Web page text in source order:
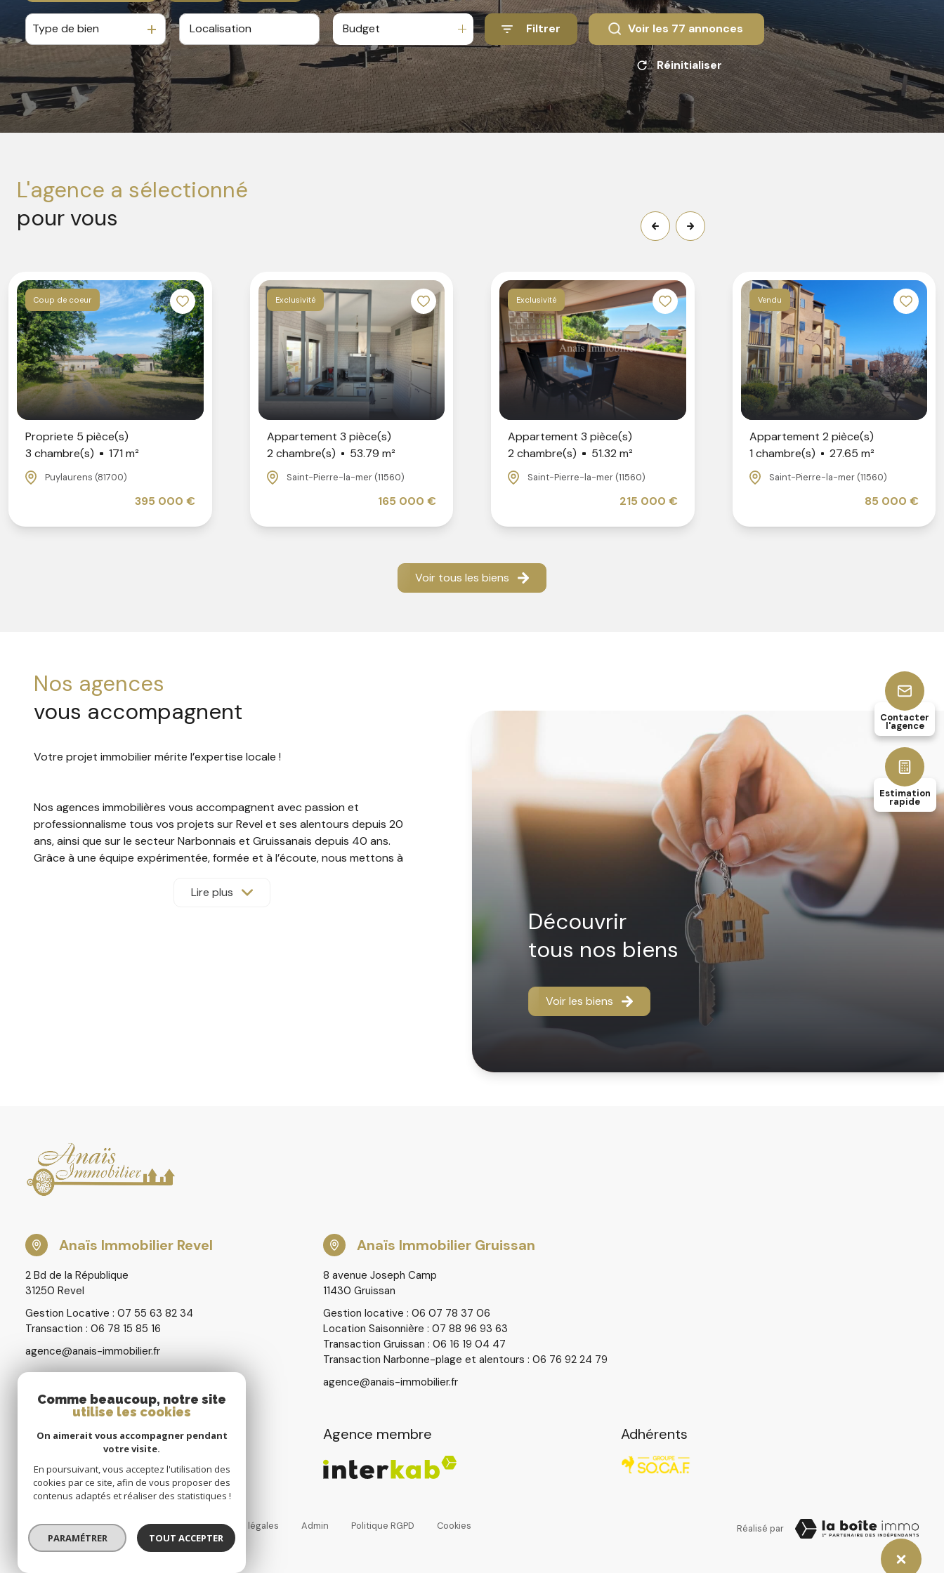
De l'ancien
De l'immo pro
à l'année
En saisonnier
De l'immo pro
Type de bien Budget Filtrer Voir les 77 annonces
Réinitialiser
l'agence a sélectionné
pour vous
Coup de coeur
Propriete 5 pièce(s)
3 chambre(s)
171 m²
Puylaurens (81700)
395 000 €
Exclusivité
Appartement 3 pièce(s)
2 chambre(s)
53.79 m²
Saint-Pierre-la-mer (11560)
165 000 €
Exclusivité
Appartement 3 pièce(s)
2 chambre(s)
51.32 m²
Saint-Pierre-la-mer (11560)
215 000 €
Vendu
Appartement 2 pièce(s)
1 chambre(s)
27.65 m²
Saint-Pierre-la-mer (11560)
85 000 €
Voir tous les biens
découvrir
tous nos biens
Voir les biens
nos agences
vous accompagnent
Votre projet immobilier mérite l’expertise locale !
Nos agences immobilières vous accompagnent avec passion et
professionnalisme tous vos projets sur Revel et ses alentours depuis 20
ans, ainsi que sur le secteur Narbonnais et Gruissanais depuis 40 ans.
Grâce à une équipe expérimentée, formée et à l’écoute, nous mettons à
locaux, disponibles et investis. Ensemble, concrétisons vos envies
immobilières avec confiance et efficacité.
Lire plus
Contacter
l'agence
Estimation
rapide
Anaïs Immobilier Revel
2 Bd de la République
31250 Revel
Gestion Locative : 07 55 63 82 34
Transaction : 06 78 15 85 16
agence@anais-immobilier.fr
Anaïs Immobilier Gruissan
8 avenue Joseph Camp
11430 Gruissan
Gestion locative : 06 07 78 37 06
Location Saisonnière : 07 88 96 93 63
Transaction Gruissan : 06 16 19 04 47
Transaction Narbonne-plage et alentours : 06 76 92 24 79
agence@anais-immobilier.fr
Restons connectés Agence membre Adhérents
Nos honoraires Nos partenaires Mentions légales Admin Politique RGPD Cookies
© 2026 | Tous droits réservés
Réalisé par
Comme beaucoup, notre site
utilise les cookies
On aimerait vous accompagner pendant
votre visite.
En poursuivant, vous acceptez l'utilisation des
cookies par ce site, afin de vous proposer des
contenus adaptés et réaliser des statistiques !
PARAMÉTRER TOUT ACCEPTER